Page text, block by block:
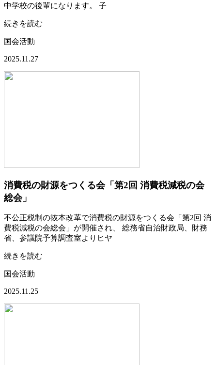
中学校の後輩になります。 子
続きを読む
国会活動
2025.11.27
消費税の財源をつくる会「第2回 消費税減税の会
総会」
不公正税制の抜本改革で消費税の財源をつくる会「第2回 消
費税減税の会総会」が開催され、 総務省自治財政局、財務
省、参議院予算調査室よりヒヤ
続きを読む
国会活動
2025.11.25